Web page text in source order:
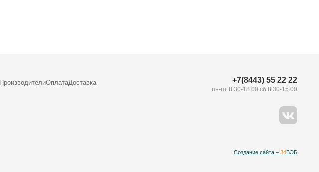
ПроизводителиОплатаДоставка +7(8443) 55 22 22
пн-пт 8:30-18:00 сб 8:30-15:00
Создание сайта – 34ВЭБ